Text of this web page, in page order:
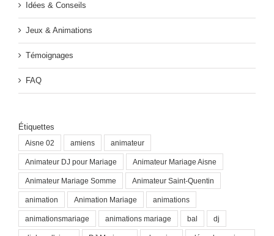
Idées & Conseils
Jeux & Animations
Témoignages
FAQ
Étiquettes
Aisne 02 amiens animateur
Animateur DJ pour Mariage Animateur Mariage Aisne
Animateur Mariage Somme Animateur Saint-Quentin
animation Animation Mariage animations
animationsmariage animations mariage bal dj